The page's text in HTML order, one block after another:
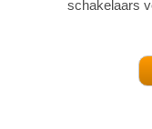
schakelaars